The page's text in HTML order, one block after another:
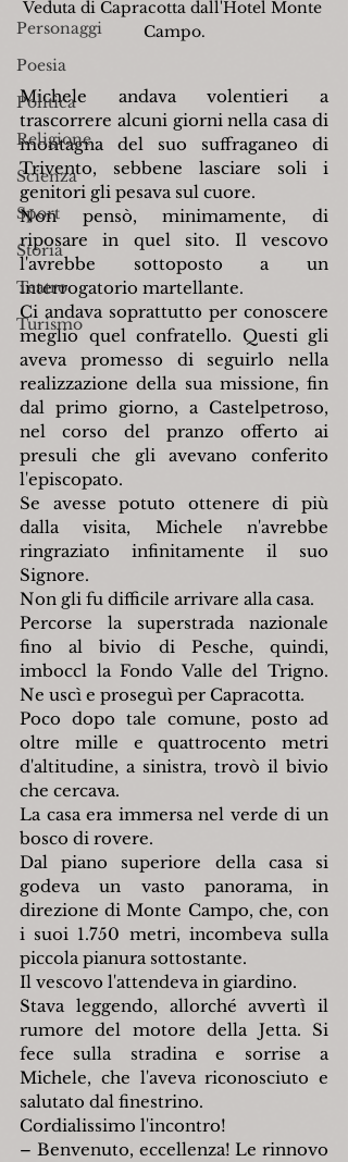
Personaggi
Poesia
Politica
Religione
Scienza
Sport
Storia
Teatro
Turismo
Veduta di Capracotta dall'Hotel Monte
Campo.
Michele andava volentieri a
trascorrere alcuni giorni nella casa di
montagna del suo suffraganeo di
Trivento, sebbene lasciare soli i
genitori gli pesava sul cuore.
Non pensò, minimamente, di
riposare in quel sito. Il vescovo
l'avrebbe sottoposto a un
interrogatorio martellante.
Ci andava soprattutto per conoscere
meglio quel confratello. Questi gli
aveva promesso di seguirlo nella
realizzazione della sua missione, fin
dal primo giorno, a Castelpetroso,
nel corso del pranzo offerto ai
presuli che gli avevano conferito
l'episcopato.
Se avesse potuto ottenere di più
dalla visita, Michele n'avrebbe
ringraziato infinitamente il suo
Signore.
Non gli fu difficile arrivare alla casa.
Percorse la superstrada nazionale
fino al bivio di Pesche, quindi,
imboccl la Fondo Valle del Trigno.
Ne uscì e proseguì per Capracotta.
Poco dopo tale comune, posto ad
oltre mille e quattrocento metri
d'altitudine, a sinistra, trovò il bivio
che cercava.
La casa era immersa nel verde di un
bosco di rovere.
Dal piano superiore della casa si
godeva un vasto panorama, in
direzione di Monte Campo, che, con
i suoi 1.750 metri, incombeva sulla
piccola pianura sottostante.
Il vescovo l'attendeva in giardino.
Stava leggendo, allorché avvertì il
rumore del motore della Jetta. Si
fece sulla stradina e sorrise a
Michele, che l'aveva riconosciuto e
salutato dal finestrino.
Cordialissimo l'incontro!
– Benvenuto, eccellenza! Le rinnovo